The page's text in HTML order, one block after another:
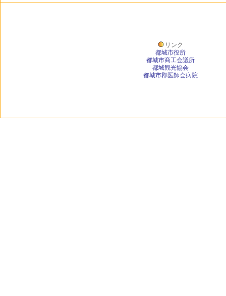
リンク
都城市役所
都城市商工会議所
都城観光協会
都城市郡医師会病院